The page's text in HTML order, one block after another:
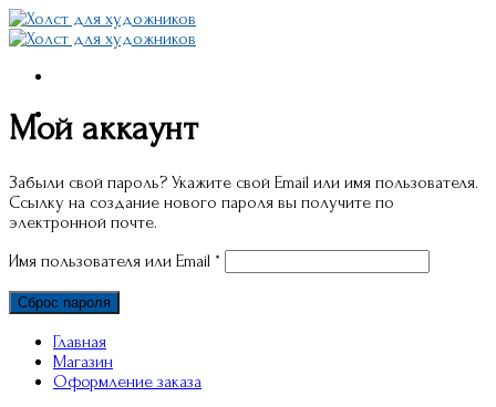
Skip
to
Мой аккаунт
Забыли свой пароль? Укажите свой Email или имя пользователя.
Ссылку на создание нового пароля вы получите по
электронной почте.
Имя пользователя или Email *
Сброс пароля
Главная
Магазин
Оформление заказа